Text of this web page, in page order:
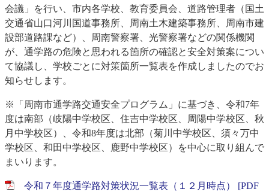
会議」を行い、市内各学校、教育委員会、道路管理者（国土
交通省山口河川国道事務所、周南土木建築事務所、周南市建
設部道路課など）、周南警察署、光警察署などの関係機関
が、通学路の危険と思われる箇所の確認と安全対策案につい
て協議し、学校ごとに対策箇所一覧表を作成しましたのでお
知らせします。
※「周南市通学路交通安全プログラム」に基づき、令和7年
度は南部（岐陽中学校区、住吉中学校区、周陽中学校区、秋
月中学校区）、令和8年度は北部（菊川中学校区、須々万中
学校区、和田中学校区、鹿野中学校区）を中心に取り組んで
まいります。
令和７年度通学路対策状況一覧表（１２月時点） [PDF